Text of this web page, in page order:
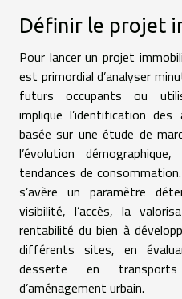
Définir le projet
Pour lancer un projet
est primordial d’analyser
futurs occupants ou
implique l’identification
basée sur une étude de
l’évolution
tendances de
s’avère un paramètre
visibilité, l’accès, la
rentabilité du bien à
différents sites, en
desserte en
d’aménagement urbain.